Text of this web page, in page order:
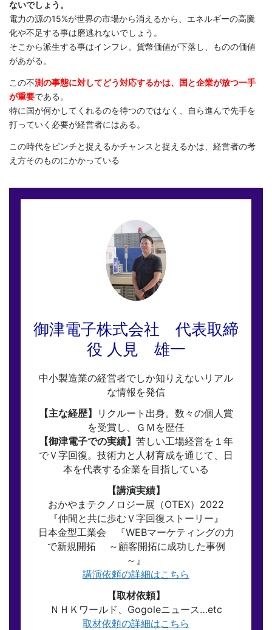
ないでしょう。
電力の源の15%が世界の市場から消えるから、エネルギーの高騰
化や不足する事は磨逃れないでしょう。
そこから派生する事はインフレ。貨幣価値が下落し、ものの価値
があがる。
この不測の事態に対してどう対応するかは、国と企業が放つ一手
が重要である。
特に国が何かしてくれるのを待つのではなく、自ら進んで先手を
打っていく必要が経営者にはある。
この時代をピンチと捉えるかチャンスと捉えるかは、経営者の考
え方そのものにかかっている
御津電子株式会社 代表取締
役 人見 雄一
中小製造業の経営者でしか知りえないリアル
な情報を発信
【主な経歴】
リクルート出身。数々の個人賞
を受賞し、ＧＭを歴任
【御津電子での実績】 苦しい工場経営を１年
でＶ字回復。技術力と人材育成を通じて、日
本を代表する企業を目指している
【講演実績】
おかやまテクノロジー展（OTEX）2022
『仲間と共に歩むＶ字回復ストーリー』
日本金型工業会 『WEBマーケティングの力
で新規開拓 ～顧客開拓に成功した事例
～』
講演依頼の詳細はこちら
【取材依頼】
ＮＨＫワールド、Gogoleニュース…etc
取材依頼の詳細はこちら